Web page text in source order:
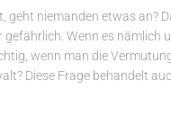
geht niemanden etwas an?
Wenn es nämlich
wenn man die
Diese Frage behandelt